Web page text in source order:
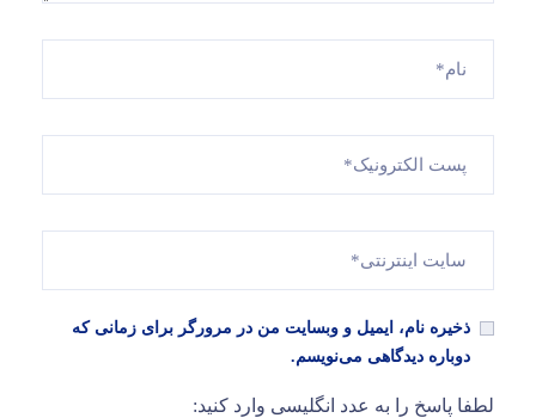
ذخیره نام، ایمیل و وبسایت من در مرورگر برای زمانی که
دوباره دیدگاهی می‌نویسم.
لطفا پاسخ را به عدد انگلیسی وارد کنید: